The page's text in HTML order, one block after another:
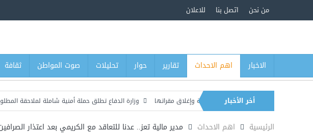
من نحن اتصل بنا للاعلان
الاخبار اهم الاحداث تقارير حوار تحليلات صوت المواطن ثقافة
أخر الأخبار
لعدد من منشآت الصرافة وإغلاق مقراتها وزارة الدفاع تطلق حملة أمنية شاملة لملاحقة المطلوبين وتعزيز
الرئيسية اهم الاحداث مدير مالية تعز.. عدنا للتعاقد مع الكريمي بعد اعتذار